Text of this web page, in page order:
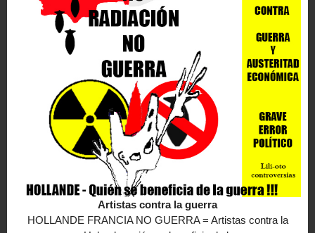
Artistas contra la guerra
HOLLANDE FRANCIA NO GUERRA = Artistas contra la